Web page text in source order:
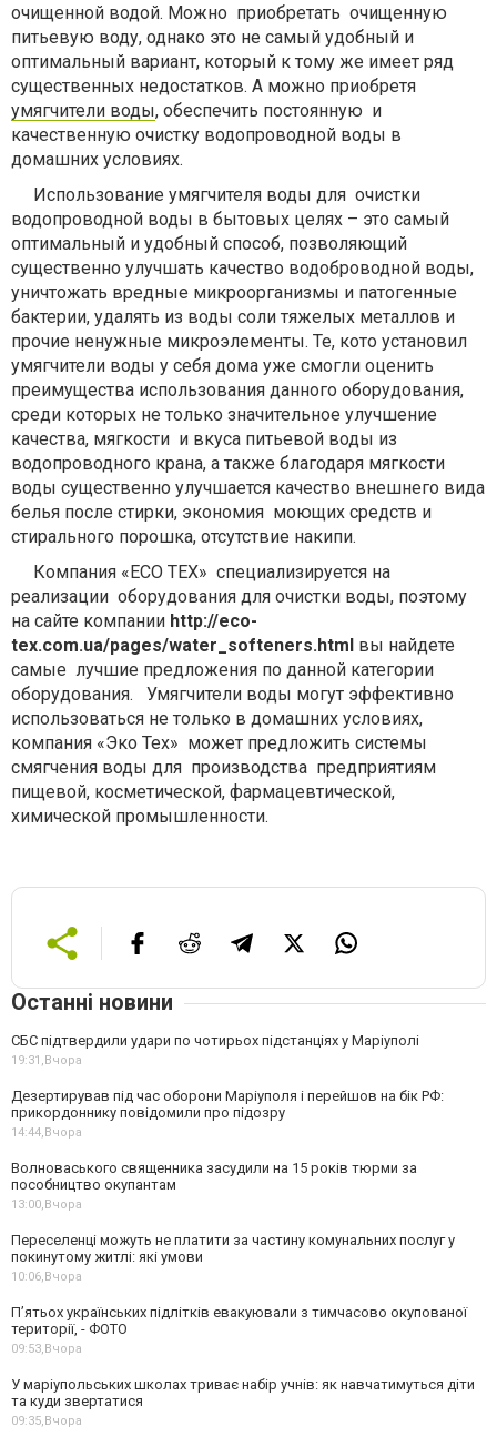
очищенной водой. Можно приобретать очищенную
питьевую воду, однако это не самый удобный и
оптимальный вариант, который к тому же имеет ряд
существенных недостатков. А можно приобретя
умягчители воды, обеспечить постоянную и
качественную очистку водопроводной воды в
домашних условиях.
Использование умягчителя воды для очистки
водопроводной воды в бытовых целях – это самый
оптимальный и удобный способ, позволяющий
существенно улучшать качество водоброводной воды,
уничтожать вредные микроорганизмы и патогенные
бактерии, удалять из воды соли тяжелых металлов и
прочие ненужные микроэлементы. Те, кото установил
умягчители воды у себя дома уже смогли оценить
преимущества использования данного оборудования,
среди которых не только значительное улучшение
качества, мягкости и вкуса питьевой воды из
водопроводного крана, а также благодаря мягкости
воды существенно улучшается качество внешнего вида
белья после стирки, экономия моющих средств и
стирального порошка, отсутствие накипи.
Компания «ECO TEX» специализируется на
реализации оборудования для очистки воды, поэтому
на сайте компании http://eco-
tex.com.ua/pages/water_softeners.html вы найдете
самые лучшие предложения по данной категории
оборудования. Умягчители воды могут эффективно
использоваться не только в домашних условиях,
компания «Эко Тех» может предложить системы
смягчения воды для производства предприятиям
пищевой, косметической, фармацевтической,
химической промышленности.
Останні новини
СБС підтвердили удари по чотирьох підстанціях у Маріуполі
19:31,Вчора
Дезертирував під час оборони Маріуполя і перейшов на бік РФ:
прикордоннику повідомили про підозру
14:44,Вчора
Волноваського священника засудили на 15 років тюрми за
пособництво окупантам
13:00,Вчора
Переселенці можуть не платити за частину комунальних послуг у
покинутому житлі: які умови
10:06,Вчора
П’ятьох українських підлітків евакуювали з тимчасово окупованої
території, - ФОТО
09:53,Вчора
У маріупольських школах триває набір учнів: як навчатимуться діти
та куди звертатися
09:35,Вчора